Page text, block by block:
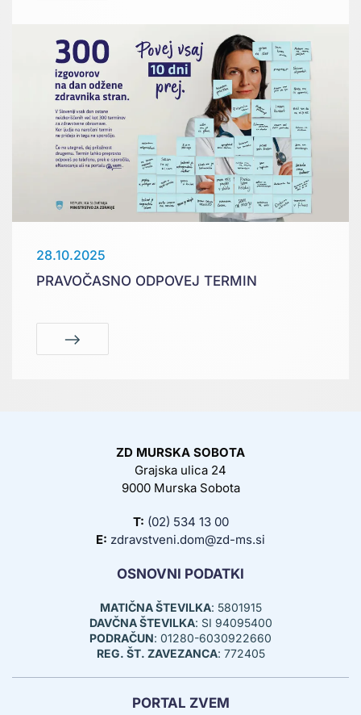
28.10.2025
PRAVOČASNO ODPOVEJ TERMIN
ZD MURSKA SOBOTA
Grajska ulica 24
9000 Murska Sobota
T: (02) 534 13 00
E: zdravstveni.dom@zd-ms.si
OSNOVNI PODATKI
MATIČNA ŠTEVILKA: 5801915
DAVČNA ŠTEVILKA: SI 94095400
PODRAČUN: 01280-6030922660
REG. ŠT. ZAVEZANCA: 772405
PORTAL ZVEM